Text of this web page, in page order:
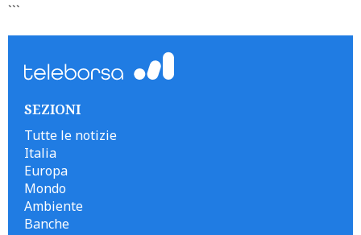
```
SEZIONI
Tutte le notizie
Italia
Europa
Mondo
Ambiente
Banche